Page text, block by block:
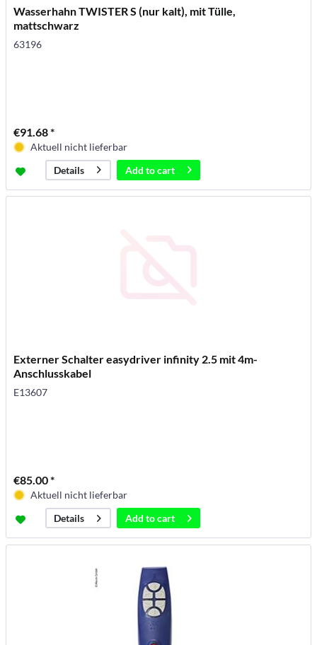
Wasserhahn TWISTER S (nur kalt), mit Tülle,
mattschwarz
63196
€91.68 *
Aktuell nicht lieferbar
Details
Add tocart
Externer Schalter easydriver infinity 2.5 mit 4m-
Anschlusskabel
E13607
€85.00 *
Aktuell nicht lieferbar
Details
Add tocart